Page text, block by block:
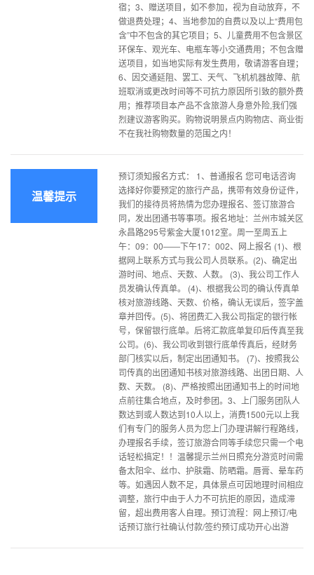
宿；3、赠送项目，如不参加，视为自动放弃，不
做退费处理；4、当地参加的自费以及以上“费用包
含”中不包含的其它项目；5、儿童费用不包含景区
环保车、观光车、电瓶车等小交通费用；不包含赠
送项目，如当地实际有发生费用，敬请游客自理；
6、因交通延阻、罢工、天气、飞机机器故障、航
班取消或更改时间等不可抗力原因所引致的额外费
用；推荐项目本产品不含旅游人身意外险,我们强
烈建议游客购买。购物说明景点内购物店、商业街
不在我社购物数量的范围之内！
温馨提示
预订须知报名方式： 1、普通报名 您可电话咨询
选择好你要预定的旅行产品，携带有效身份证件，
我们的接待员将热情为您办理报名、签订旅游合
同，发出团通书等事项。报名地址：兰州市城关区
永昌路295号紫金大厦1012室。周一至周五上
午：09：00――下午17：002、网上报名 (1)、根
据网上联系方式与我公司人员联系。(2)、确定出
游时间、地点、天数、人数。 (3)、我公司工作人
员发确认传真单。 (4)、根据我公司的确认传真单
核对旅游线路、天数、价格，确认无误后，签字盖
章并回传。(5)、将团费汇入我公司指定的银行帐
号，保留银行底单。后将汇款底单复印后传真至我
公司。(6)、我公司收到银行底单传真后，经财务
部门核实以后，制定出团通知书。 (7)、按照我公
司传真的出团通知书核对旅游线路、出团日期、人
数、天数。 (8)、严格按照出团通知书上的时间地
点前往集合地点，及时参团。3、上门服务团队人
数达到或人数达到10人以上，消费1500元以上我
们有专门的服务人员为您上门办理讲解行程路线，
办理报名手续，签订旅游合同等手续您只需一个电
话轻松搞定！！温馨提示兰州日照充分游览时间需
备太阳伞、丝巾、护肤霜、防晒霜。唇膏、晕车药
等。如遇因人数不足，具体景点可因地理时间相应
调整，旅行中由于人力不可抗拒的原因，造成滞
留，超出费用客人自理。预订流程：网上预订/电
话预订旅行社确认付款/签约预订成功开心出游